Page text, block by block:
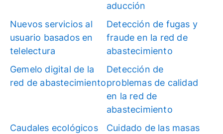
aducción
Nuevos servicios al
usuario basados en
telelectura
Detección de fugas y
fraude en la red de
abastecimiento
Gemelo digital de la
red de abastecimiento
Detección de
problemas de calidad
en la red de
abastecimiento
Caudales ecológicos
Cuidado de las masas